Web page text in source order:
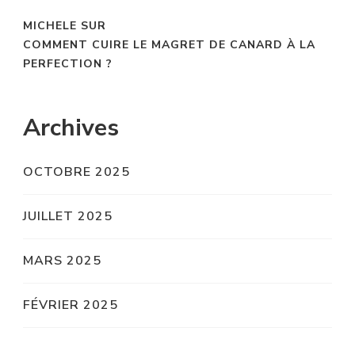
MICHELE SUR
COMMENT CUIRE LE MAGRET DE CANARD À LA
PERFECTION ?
Archives
OCTOBRE 2025
JUILLET 2025
MARS 2025
FÉVRIER 2025